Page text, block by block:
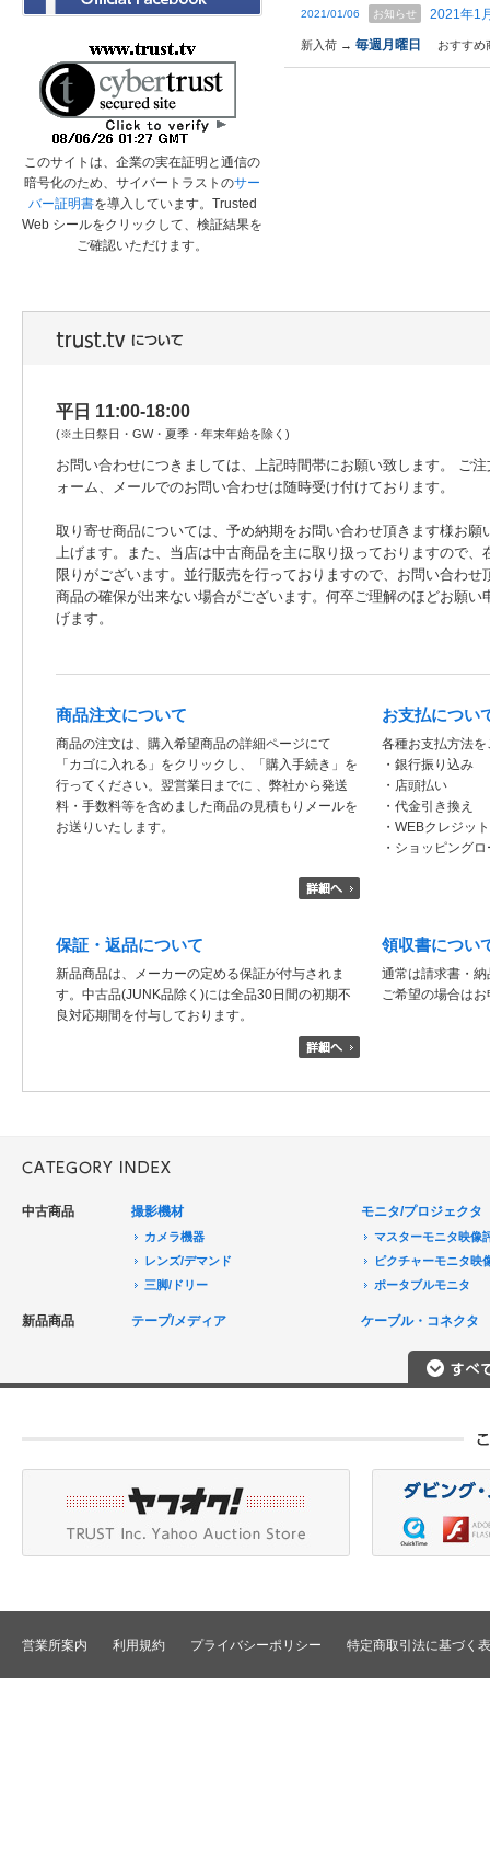
2021/01/06 お知らせ 2021年1
新入荷 → 毎週月曜日 おすす
このサイトは、企業の実在証明と通信の
暗号化のため、サイバートラストのサー
バー証明書を導入しています。Trusted
Web シールをクリックして、検証結果を
ご確認いただけます。
平日 11:00-18:00
(※土日祭日・GW・夏季・年末年始を除く)
お問い合わせにつきましては、上記時間帯にお願い致します。 ご注
ォーム、メールでのお問い合わせは随時受け付けております。
取り寄せ商品については、予め納期をお問い合わせ頂きます様お願
上げます。また、当店は中古商品を主に取り扱っておりますので、
限りがございます。並行販売を行っておりますので、お問い合わせ
商品の確保が出来ない場合がございます。何卒ご理解のほどお願い
げます。
商品注文について
商品の注文は、購入希望商品の詳細ページにて
「カゴに入れる」をクリックし、「購入手続き」を
行ってください。翌営業日までに 、弊社から発送
料・手数料等を含めました商品の見積もりメールを
お送りいたします。
お支払につい
各種お支払方法
・銀行振り込み
・店頭払い
・代金引き換え
・WEBクレジッ
・ショッピング
保証・返品について
新品商品は、メーカーの定める保証が付与されま
す。中古品(JUNK品除く)には全品30日間の初期不
良対応期間を付与しております。
領収書につい
通常は請求書・
ご希望の場合は
中古商品 撮影機材
カメラ機器
レンズ/デマンド
三脚/ドリー
ポータブルレコーダ
SD仕様VTR
HD仕様VTR
メモリーレコーダ/ディスクレコー
VTRインターフェース/アクセサリ
モニタ/プロジェクタ
マスターモニタ映像
ピクチャーモニタ映
ポータブルモニタ
プロジェクタ
プロジェクタアクセ
スイッチャ
編集コントローラ
コンバータ
TBC/FS
新品商品 テープ/メディア
DLT/LTO
ケーブル・コネクタ
営業所案内 利用規約 プライバシーポリシー 特定商取引法に基づく